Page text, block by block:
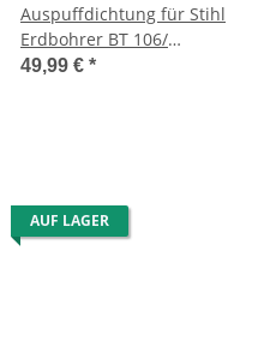
Auspuffdichtung für Stihl
Erdbohrer BT 106/
Motorsense FS 86/81- NL
49,99 € *
AUF LAGER